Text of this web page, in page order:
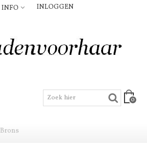
INFO INLOGGEN
0
Brons